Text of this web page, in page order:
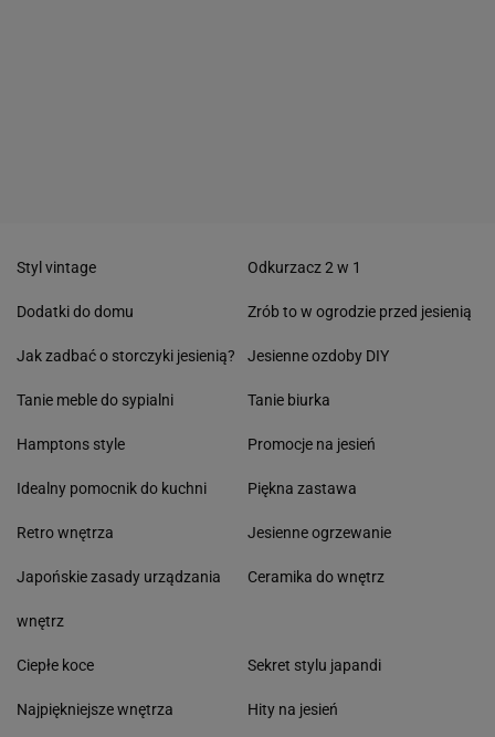
Styl vintage
Dodatki do domu
Jak zadbać o storczyki jesienią?
Tanie meble do sypialni
Hamptons style
Idealny pomocnik do kuchni
Retro wnętrza
Japońskie zasady urządzania
wnętrz
Odkurzacz 2 w 1
Zrób to w ogrodzie przed jesienią
Jesienne ozdoby DIY
Tanie biurka
Promocje na jesień
Piękna zastawa
Jesienne ogrzewanie
Ceramika do wnętrz
Ciepłe koce
Najpiękniejsze wnętrza
Sekret stylu japandi
Hity na jesień